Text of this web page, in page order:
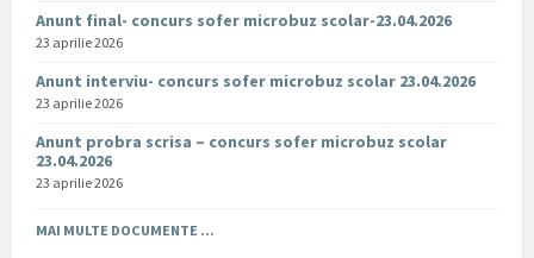
Anunt final- concurs sofer microbuz scolar-23.04.2026
23 aprilie 2026
Anunt interviu- concurs sofer microbuz scolar 23.04.2026
23 aprilie 2026
Anunt probra scrisa – concurs sofer microbuz scolar
23.04.2026
23 aprilie 2026
MAI MULTE DOCUMENTE ...